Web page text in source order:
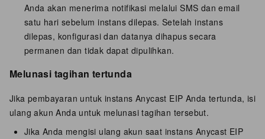
Anda akan menerima notifikasi melalui SMS dan email
satu hari sebelum instans dilepas. Setelah instans
dilepas, konfigurasi dan datanya dihapus secara
permanen dan tidak dapat dipulihkan.
Melunasi tagihan tertunda
Jika pembayaran untuk instans Anycast EIP Anda tertunda, isi
ulang akun Anda untuk melunasi tagihan tersebut.
Jika Anda mengisi ulang akun saat instans Anycast EIP